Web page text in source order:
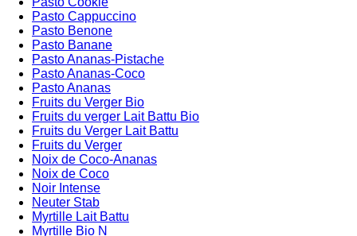
Pasto Cappuccino
Pasto Benone
Pasto Banane
Pasto Ananas-Pistache
Pasto Ananas-Coco
Pasto Ananas
Fruits du Verger Bio
Fruits du verger Lait Battu Bio
Fruits du Verger Lait Battu
Fruits du Verger
Noix de Coco-Ananas
Noix de Coco
Noir Intense
Neuter Stab
Myrtille Lait Battu
Myrtille Bio N